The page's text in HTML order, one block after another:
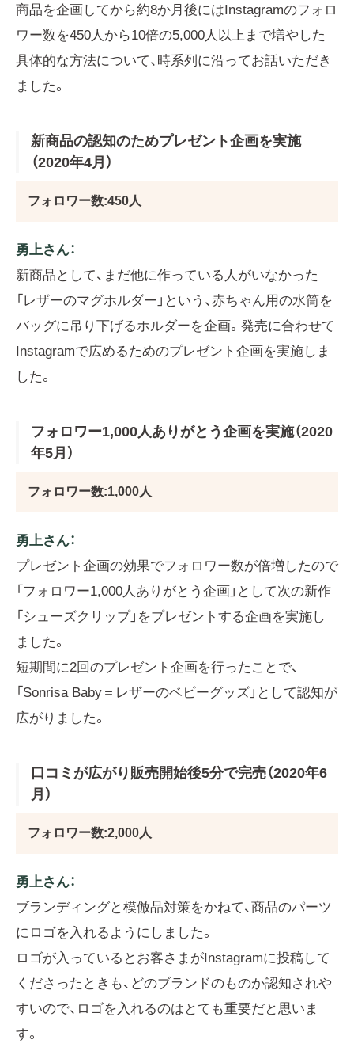
商品を企画してから約8か月後にはInstagramのフォロ
ワー数を450人から10倍の5,000人以上まで増やした
具体的な方法について、時系列に沿ってお話いただき
ました。
新商品の認知のためプレゼント企画を実施
（2020年4月）
フォロワー数:450人
勇上さん：
新商品として、まだ他に作っている人がいなかった
「レザーのマグホルダー」という、赤ちゃん用の水筒を
バッグに吊り下げるホルダーを企画。発売に合わせて
Instagramで広めるためのプレゼント企画を実施しま
した。
フォロワー1,000人ありがとう企画を実施（2020
年5月）
フォロワー数:1,000人
勇上さん：
プレゼント企画の効果でフォロワー数が倍増したので
「フォロワー1,000人ありがとう企画」として次の新作
「シューズクリップ」をプレゼントする企画を実施し
ました。
短期間に2回のプレゼント企画を行ったことで、
「Sonrisa Baby＝レザーのベビーグッズ」として認知が
広がりました。
口コミが広がり販売開始後5分で完売（2020年6
月）
フォロワー数:2,000人
勇上さん：
ブランディングと模倣品対策をかねて、商品のパーツ
にロゴを入れるようにしました。
ロゴが入っているとお客さまがInstagramに投稿して
くださったときも、どのブランドのものか認知されや
すいので、ロゴを入れるのはとても重要だと思いま
す。